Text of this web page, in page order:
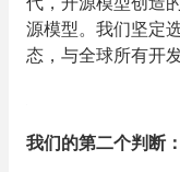
源模型。我们坚定
态，与全球所有开
我们的第二个判断